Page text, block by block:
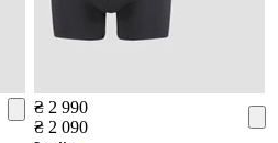
₴ 2 990
₴ 2 090